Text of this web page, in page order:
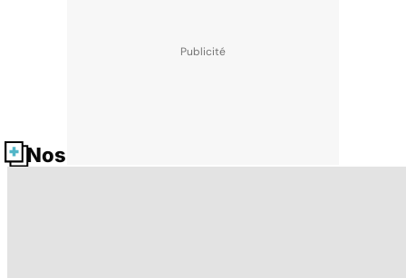
Nos fiches santé